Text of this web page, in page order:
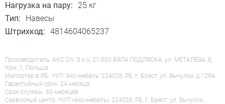
Нагрузка на пару:
25 кг
Тип:
Навесы
Штрихкод: 4814604065237
Производитель: АКС Сп. З о.о, 21-500 БЯЛА ПОДЛЯСКА, ул. МЕТАЛЁВА, 8,
пом. 1, Польша
Импортер в РБ: ЧУП "Акс-мебель" 224026, РБ, г. Брест, ул. Вычулки, д.129А
Гарантийный срок: 24 месяца
Срок службы: 60 месяцев
Сервисный центр: ЧУП «Акс-мебель», 224026, РБ, г. Брест, ул. Вычулки,